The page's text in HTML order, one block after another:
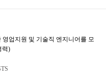
업지원 및 기술직 엔지니어를 모
력)